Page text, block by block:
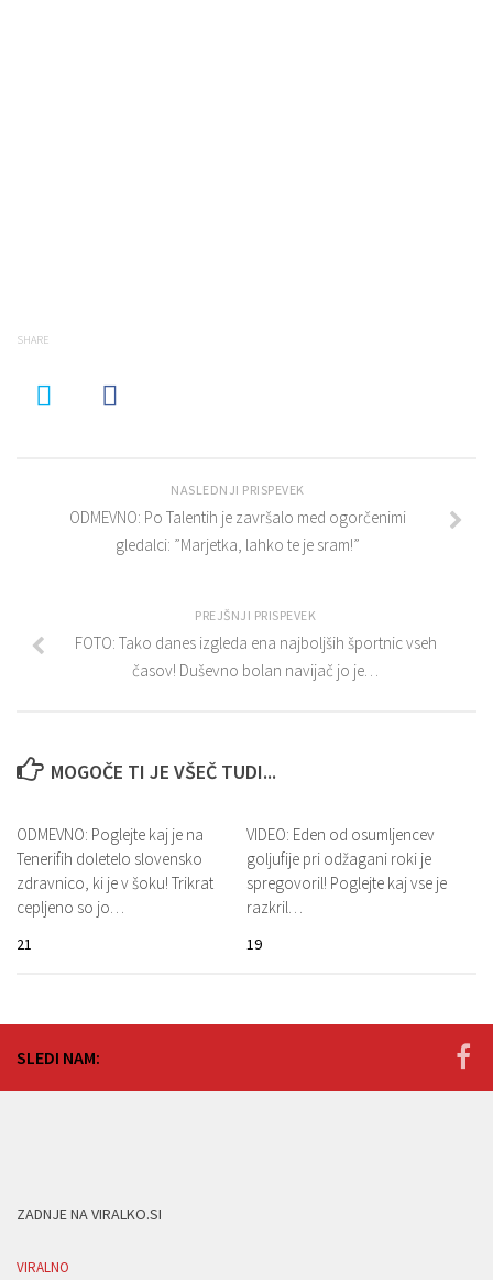
SHARE
NASLEDNJI PRISPEVEK
ODMEVNO: Po Talentih je završalo med ogorčenimi
gledalci: ”Marjetka, lahko te je sram!”
PREJŠNJI PRISPEVEK
FOTO: Tako danes izgleda ena najboljših športnic vseh
časov! Duševno bolan navijač jo je…
MOGOČE TI JE VŠEČ TUDI...
ODMEVNO: Poglejte kaj je na
Tenerifih doletelo slovensko
zdravnico, ki je v šoku! Trikrat
cepljeno so jo…
21
VIDEO: Eden od osumljencev
goljufije pri odžagani roki je
spregovoril! Poglejte kaj vse je
razkril…
19
SLEDI NAM:
ZADNJE NA VIRALKO.SI
VIRALNO